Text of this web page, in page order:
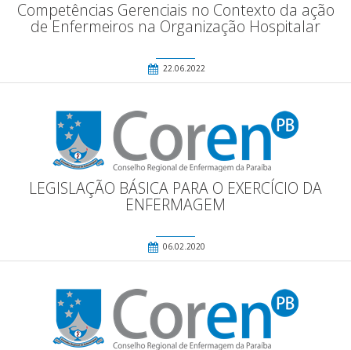
Competências Gerenciais no Contexto da ação
de Enfermeiros na Organização Hospitalar
22.06.2022
LEGISLAÇÃO BÁSICA PARA O EXERCÍCIO DA
ENFERMAGEM
06.02.2020